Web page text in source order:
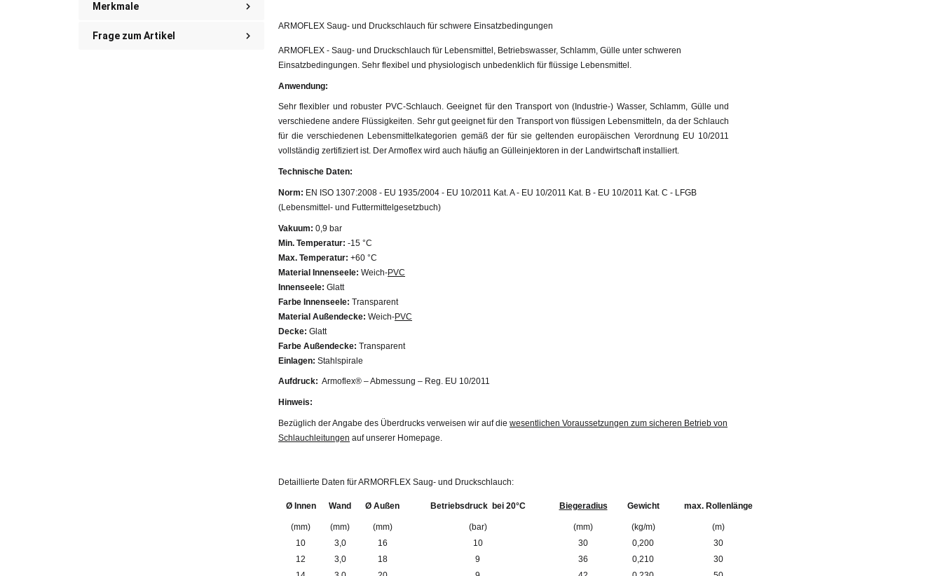
Merkmale
Frage zum Artikel
ARMOFLEX Saug- und Druckschlauch für schwere Einsatzbedingungen
ARMOFLEX - Saug- und Druckschlauch für Lebensmittel, Betriebswasser, Schlamm, Gülle unter schweren
Einsatzbedingungen. Sehr flexibel und physiologisch unbedenklich für flüssige Lebensmittel.
Anwendung:
Sehr flexibler und robuster PVC-Schlauch. Geeignet für den Transport von (Industrie-) Wasser, Schlamm, Gülle und
verschiedene andere Flüssigkeiten. Sehr gut geeignet für den Transport von flüssigen Lebensmitteln, da der Schlauch
für die verschiedenen Lebensmittelkategorien gemäß der für sie geltenden europäischen Verordnung EU 10/2011
vollständig zertifiziert ist. Der Armoflex wird auch häufig an Gülleinjektoren in der Landwirtschaft installiert.
Technische Daten:
Norm: EN ISO 1307:2008 - EU 1935/2004 - EU 10/2011 Kat. A - EU 10/2011 Kat. B - EU 10/2011 Kat. C - LFGB
(Lebensmittel- und Futtermittelgesetzbuch)
Vakuum: 0,9 bar
Min. Temperatur: -15 °C
Max. Temperatur: +60 °C
Material Innenseele: Weich-PVC
Innenseele: Glatt
Farbe Innenseele: Transparent
Material Außendecke: Weich-PVC
Decke: Glatt
Farbe Außendecke: Transparent
Einlagen: Stahlspirale
Aufdruck: Armoflex® – Abmessung – Reg. EU 10/2011
Hinweis:
Bezüglich der Angabe des Überdrucks verweisen wir auf die wesentlichen Voraussetzungen zum sicheren Betrieb von
Schlauchleitungen auf unserer Homepage.
Detaillierte Daten für ARMORFLEX Saug- und Druckschlauch:
Ø Innen
(mm)
Wand
(mm)
Ø Außen
(mm)
Betriebsdruck bei 20°C
(bar)
Biegeradius
(mm)
Gewicht
(kg/m)
max. Rollenlänge
(m)
10
3,0 16 10 30 0,200
30
12
3,0 18 9 36 0,210
30